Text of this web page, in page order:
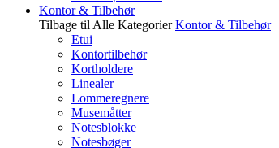
Kontor & Tilbehør
Tilbage til Alle Kategorier Kontor & Tilbehør
Etui
Kontortilbehør
Kortholdere
Linealer
Lommeregnere
Musemåtter
Notesblokke
Notesbøger